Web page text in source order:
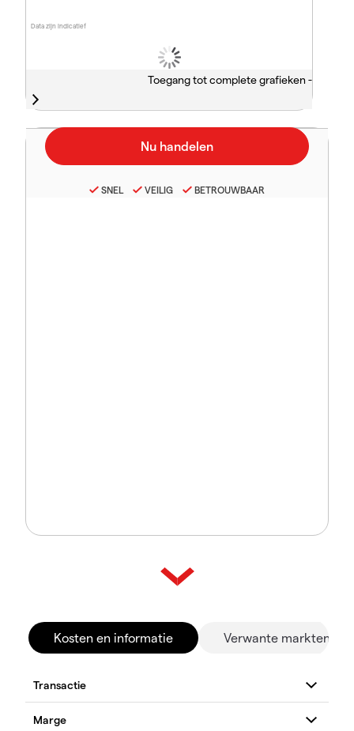
Data zijn indicatief
Toegang tot complete grafieken -
SNEL VEILIG BETROUWBAAR
Kosten en informatie Verwante markten